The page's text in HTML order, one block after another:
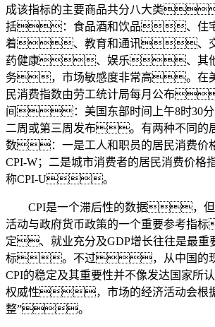
成该指标的主要商品共分八大类
括：食品酒和饮品、
着、教育和通讯、
药健康、娱乐、其他
务，市场敏感度非常高。
民消费指数由劳工统计局每月公布
间：美国东部时间上午8时30分
二周或第三周发布。有两种不同的
数：一是工人和职员的居民消费
CPI-W；二是城市消费者的居民消费
称CPI-U。
CPI是一个滞后性的数据，但
活动与政府货币政策的一个重要参考指
定、就业充分及GDP增长往往是最重
标。不过，从中国的现
CPI的稳定及其重要性并不像发达国家所
权威性，市场的经济活动会根据
整”。